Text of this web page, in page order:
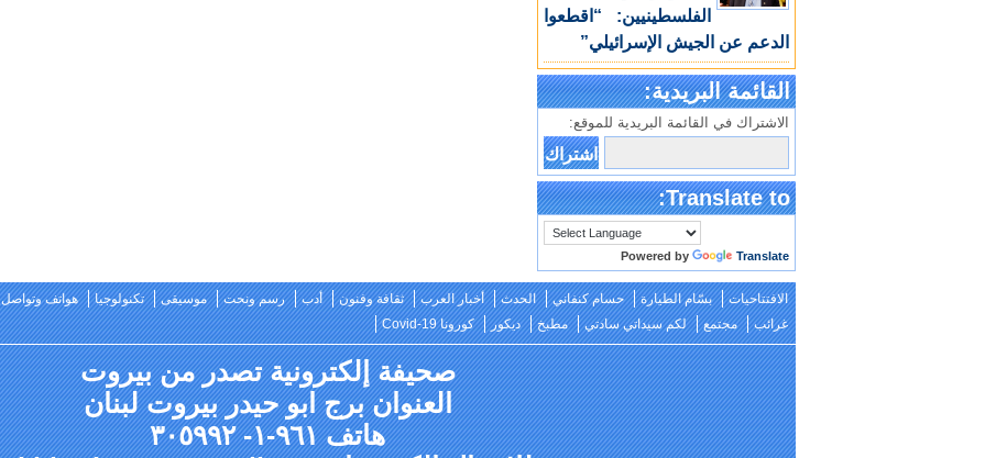
الفلسطينيين: “اقطعوا
الدعم عن الجيش الإسرائيلي”
القائمة البريدية:
الاشتراك في القائمة البريدية للموقع:
Translate to:
Powered by Translate
الافتتاحيات بسّام الطيارة حسام كنفاني الحدث أخبار العرب ثقافة وفنون أدب رسم ونحت موسيقى تكنولوجيا هواتف وتواصل
غرائب
مجتمع لكم سيداتي سادتي مطبخ ديكور كورونا Covid-19
صحيفة إلكترونية تصدر من بيروت
العنوان برج ابو حيدر بيروت لبنان
هاتف ٩٦١-١- ٣٠٥٩٩٢